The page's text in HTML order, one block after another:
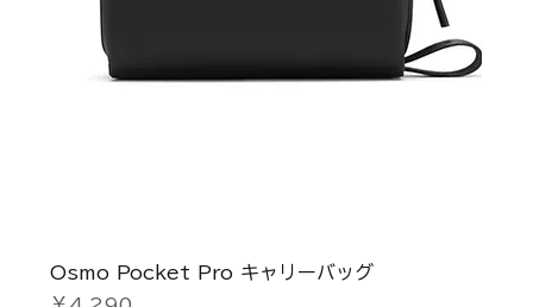
Osmo Pocket Pro キャリーバッグ
価格